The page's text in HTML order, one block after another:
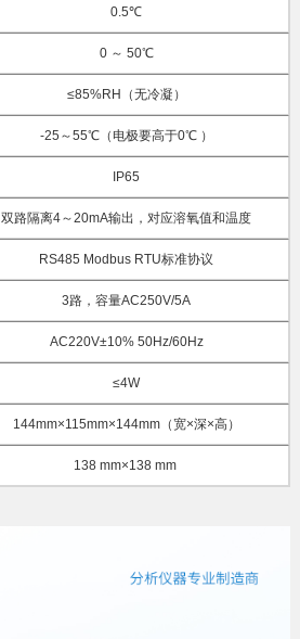
0.5℃
0 ～ 50℃
≤85%RH（无冷凝）
-25～55℃（电极要高于0℃ ）
IP65
双路隔离4～20mA输出，对应溶氧值和温度
RS485 Modbus RTU标准协议
3路，容量AC250V/5A
AC220V±10% 50Hz/60Hz
≤4W
144mm×115mm×144mm（宽×深×高）
138 mm×138 mm